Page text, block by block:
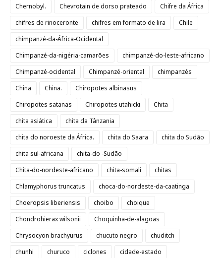
Chernobyl.
Chevrotain de dorso prateado
Chifre da África
chifres de rinoceronte
chifres em formato de lira
Chile
chimpanzé-da-África-Ocidental
Chimpanzé-da-nigéria-camarões
chimpanzé-do-leste-africano
Chimpanzé-ocidental
Chimpanzé-oriental
chimpanzés
China
China.
Chiropotes albinasus
Chiropotes satanas
Chiropotes utahicki
Chita
chita asiática
chita da Tânzania
chita do noroeste da África.
chita do Saara
chita do Sudão
chita sul-africana
chita-do -Sudão
Chita-do-nordeste-africano
chita-somali
chitas
Chlamyphorus truncatus
choca-do-nordeste-da-caatinga
Choeropsis liberiensis
choibo
choique
Chondrohierax wilsonii
Choquinha-de-alagoas
Chrysocyon brachyurus
chucuto negro
chuditch
chunhi
churuco ciclones
cidade-estado